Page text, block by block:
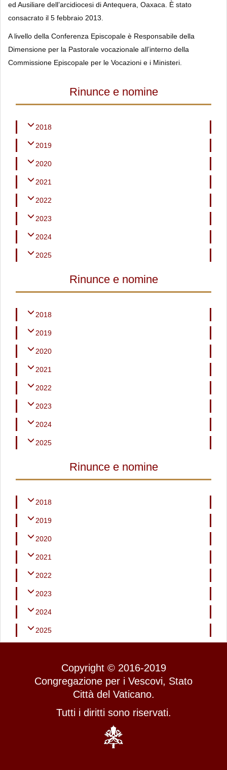
ed Ausiliare dell’arcidiocesi di Antequera, Oaxaca. È stato
consacrato il 5 febbraio 2013.
A livello della Conferenza Episcopale è Responsabile della
Dimensione per la Pastorale vocazionale all’interno della
Commissione Episcopale per le Vocazioni e i Ministeri.
Rinunce e nomine
2018
2019
2020
2021
2022
2023
2024
2025
Rinunce e nomine
2018
2019
2020
2021
2022
2023
2024
2025
Rinunce e nomine
2018
2019
2020
2021
2022
2023
2024
2025
Copyright © 2016-2019
Congregazione per i Vescovi, Stato
Città del Vaticano.
Tutti i diritti sono riservati.